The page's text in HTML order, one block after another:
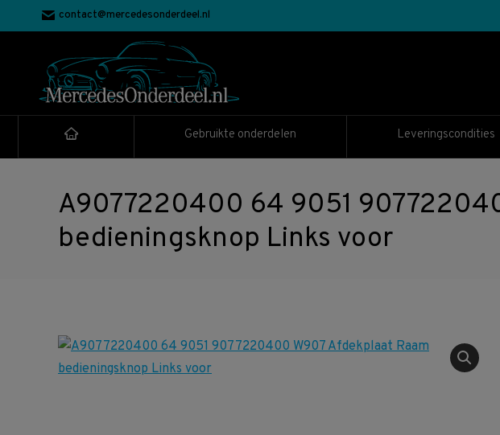
contact@mercedesonderdeel.nl
Gebruikte onderdelen Leveringscondities
A9077220400 64 9051
bedieningsknop Links voor